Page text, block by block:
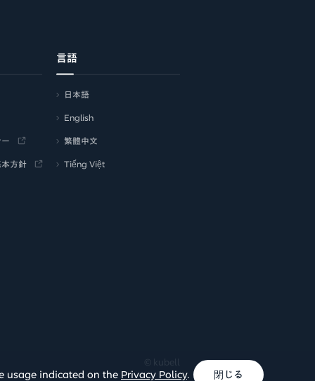
usage indicated on the Privacy Policy.
方針
言語
日本語
English
繁體中文
Tiếng Việt